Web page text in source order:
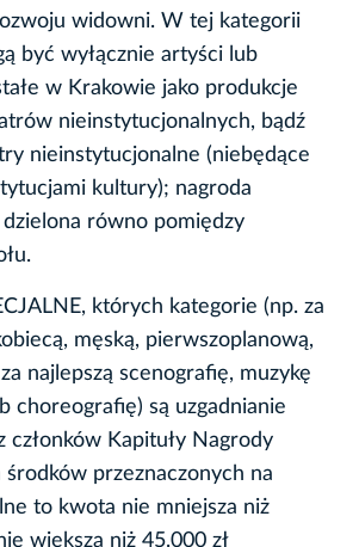
widowni. W tej kategorii
być wyłącznie artyści lub
w Krakowie jako produkcje
nieinstytucjonalnych, bądź
nieinstytucjonalne (niebędące
kultury); nagroda
dzielona równo pomiędzy
których kategorie (np. za
męską, pierwszoplanową,
najlepszą scenografię, muzykę
choreografię) są uzgadnianie
członków Kapituły Nagrody
środków przeznaczonych na
to kwota nie mniejsza niż
większa niż 45.000 zł